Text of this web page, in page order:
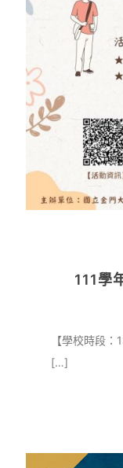
111學
【學校時
[…]